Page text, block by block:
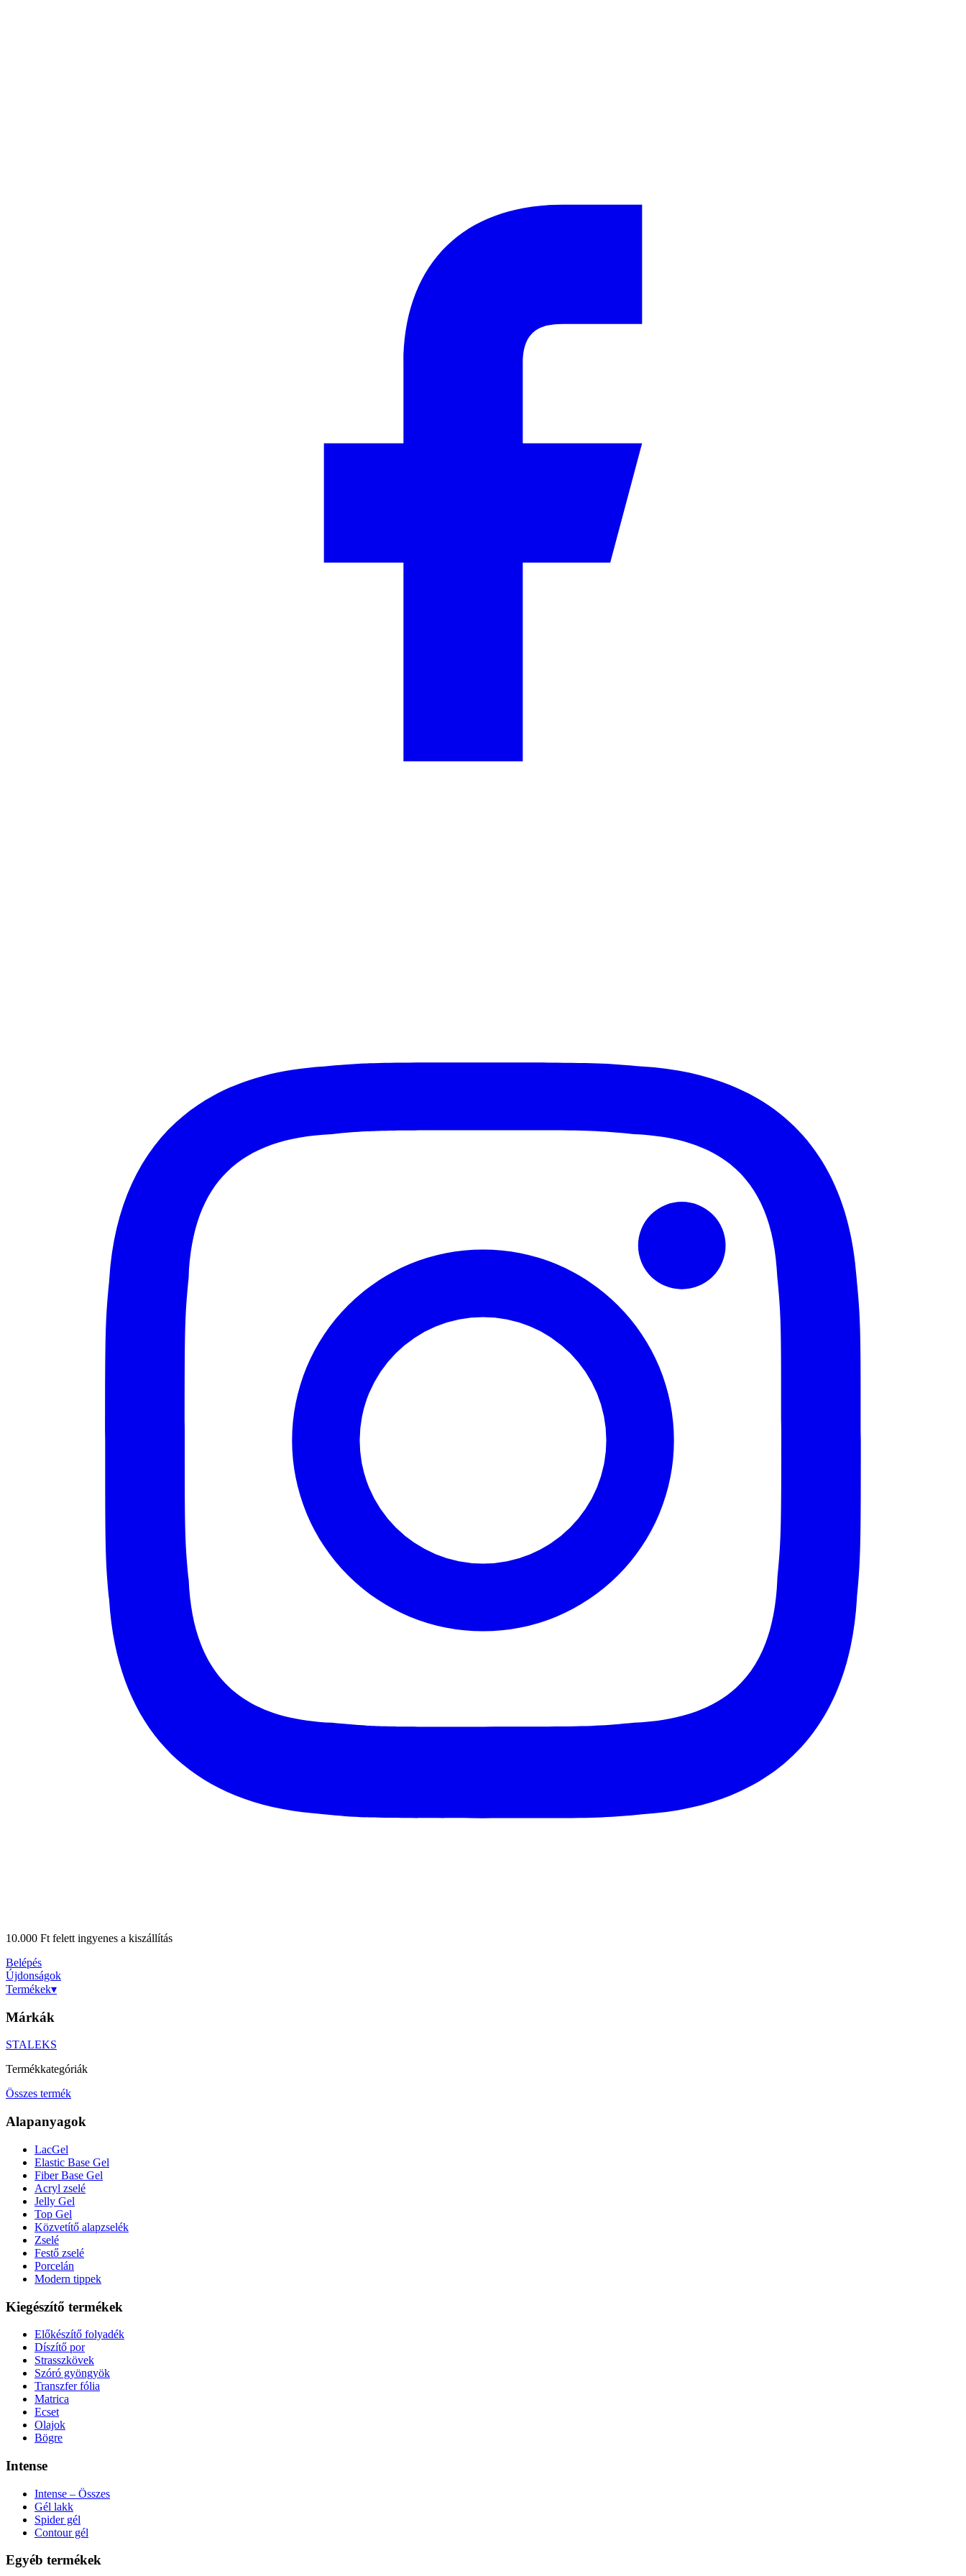
10.000 Ft felett ingyenes a kiszállítás
Belépés
Újdonságok
Termékek▾
Márkák
STALEKS
Termékkategóriák
Összes termék
Alapanyagok
LacGel
Elastic Base Gel
Fiber Base Gel
Acryl zselé
Jelly Gel
Top Gel
Közvetítő alapzselék
Zselé
Festő zselé
Porcelán
Modern tippek
Kiegészítő termékek
Előkészítő folyadék
Díszítő por
Strasszkövek
Szóró gyöngyök
Transzfer fólia
Matrica
Ecset
Olajok
Bögre
Intense
Intense – Összes
Gél lakk
Spider gél
Contour gél
Egyéb termékek